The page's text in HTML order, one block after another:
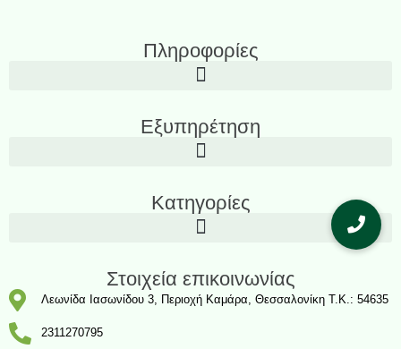
Πληροφορίες
Εξυπηρέτηση
Κατηγορίες
Στοιχεία επικοινωνίας
Λεωνίδα Ιασωνίδου 3, Περιοχή Καμάρα, Θεσσαλονίκη T.K.: 54635
2311270795